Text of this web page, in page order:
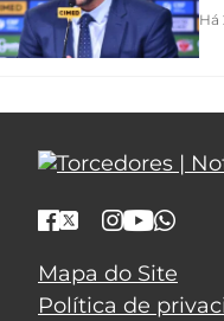
Há
Mapa do Site
Política de